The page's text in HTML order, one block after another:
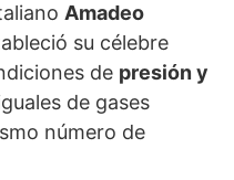
Amadeo
su célebre
de presión y
de gases
número de